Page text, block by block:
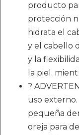
producto
protección
hidrata el
y el cabello
y la
la piel.
?
uso
pequeña
oreja para